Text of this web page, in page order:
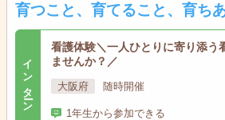
育つこと、育てること、育ち
インターン
看護体験＼一人ひとりに寄り添う
ませんか？／
大阪府 随時開催
1年生から参加できる